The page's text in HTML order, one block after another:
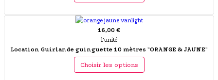
16,00 €
l'unité
Location Guirlande guinguette 10 mètres "ORANGE & JAUNE"
Choisir les options